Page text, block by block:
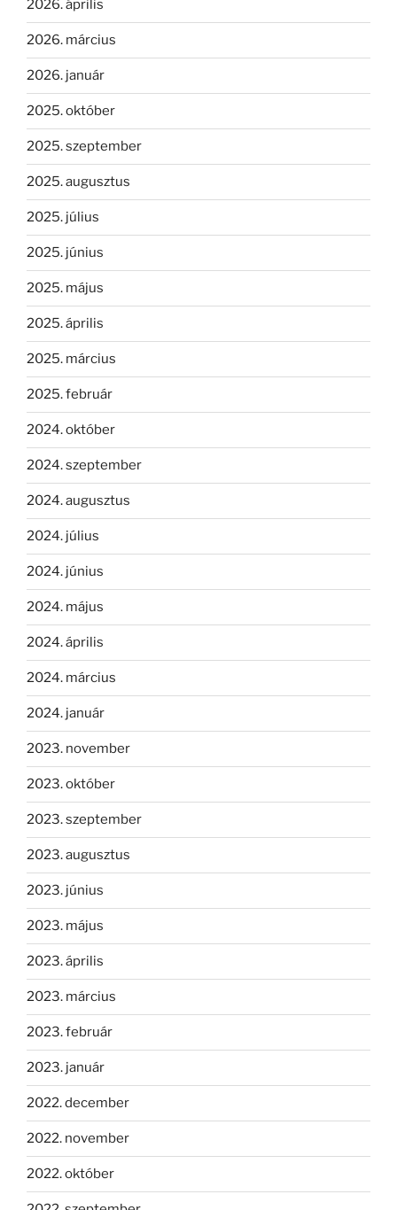
2026. április
2026. március
2026. január
2025. október
2025. szeptember
2025. augusztus
2025. július
2025. június
2025. május
2025. április
2025. március
2025. február
2024. október
2024. szeptember
2024. augusztus
2024. július
2024. június
2024. május
2024. április
2024. március
2024. január
2023. november
2023. október
2023. szeptember
2023. augusztus
2023. június
2023. május
2023. április
2023. március
2023. február
2023. január
2022. december
2022. november
2022. október